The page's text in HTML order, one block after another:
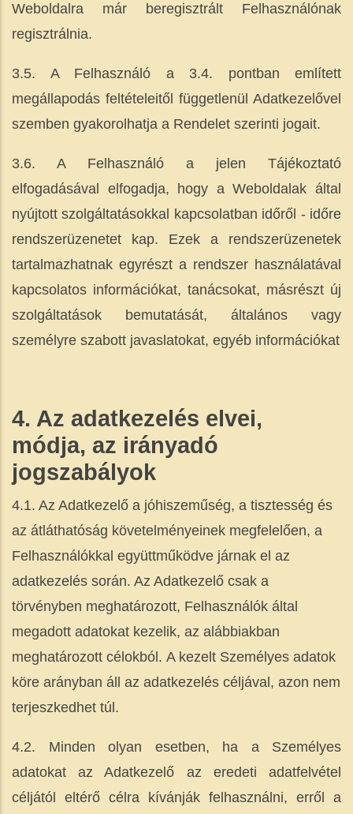
Weboldalra már beregisztrált Felhasználónak
regisztrálnia.
3.5. A Felhasználó a 3.4. pontban említett
megállapodás feltételeitől függetlenül Adatkezelővel
szemben gyakorolhatja a Rendelet szerinti jogait.
3.6. A Felhasználó a jelen Tájékoztató
elfogadásával elfogadja, hogy a Weboldalak által
nyújtott szolgáltatásokkal kapcsolatban időről - időre
rendszerüzenetet kap. Ezek a rendszerüzenetek
tartalmazhatnak egyrészt a rendszer használatával
kapcsolatos információkat, tanácsokat, másrészt új
szolgáltatások bemutatását, általános vagy
személyre szabott javaslatokat, egyéb információkat
4. Az adatkezelés elvei,
módja, az irányadó
jogszabályok
4.1. Az Adatkezelő a jóhiszeműség, a tisztesség és
az átláthatóság követelményeinek megfelelően, a
Felhasználókkal együttműködve járnak el az
adatkezelés során. Az Adatkezelő csak a
törvényben meghatározott, Felhasználók által
megadott adatokat kezelik, az alábbiakban
meghatározott célokból. ​A kezelt Személyes adatok
köre arányban áll az adatkezelés céljával, azon nem
terjeszkedhet túl.
4.2. Minden olyan esetben, ha a Személyes
adatokat az Adatkezelő az eredeti adatfelvétel
céljától eltérő célra kívánják felhasználni, erről a